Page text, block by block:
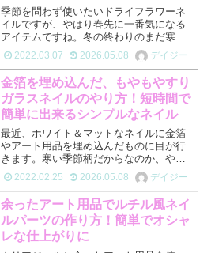
季節を問わず使いたいドライフラワーネ
イルですが、やはり春先に一番気になる
アイテムですね。冬の終わりのまだ寒い
季節から季節の変わり目に向けた、”シー
ズンをミックスしたような”うにうに＆ぷ
っくりのミラーネイルと押し花を使った
柔らかい温かみのある...
2022.03.07 2026.05.08 デイジー
金箔を埋め込んだ、もやもやすり
ガラスネイルのやり方！短時間で
簡単に出来るシンプルなネイル
最近、ホワイト＆マットなネイルに金箔
やアート用品を埋め込んだものに目が行
きます。寒い季節柄だからなのか、やっ
てみたい物は忘れないうちに形にしてみ
ようと思います。プロがやる手の込んだ
ものではありませんが、セルフでなんと
な～く簡単にできるもやー...
2022.02.25 2026.05.08 デイジー
余ったアート用品でルチル風ネイ
ルパーツの作り方！簡単でオシャ
レな仕上がりに